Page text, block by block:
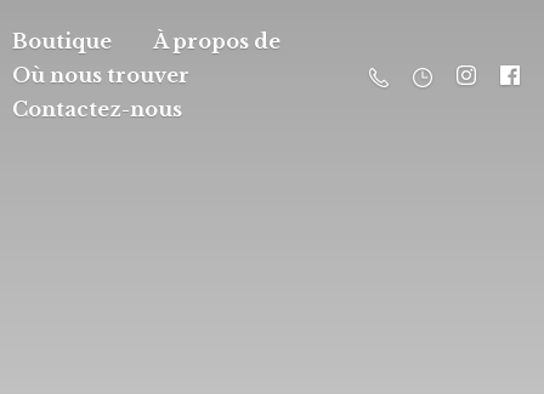
Boutique
À propos de
Où nous trouver
Contactez-nous